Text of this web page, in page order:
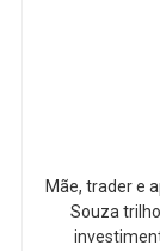
Mãe, trader e
Souza